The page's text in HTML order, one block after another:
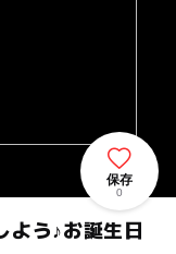
よう♪お誕生日
保存
0